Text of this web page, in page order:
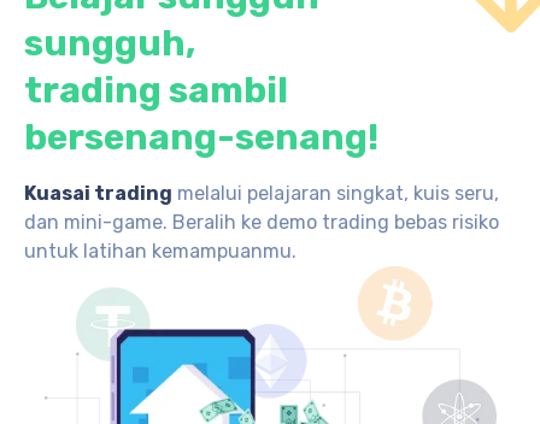
sungguh,
trading sambil
bersenang-senang!
Kuasai trading melalui pelajaran singkat, kuis seru,
dan mini-game. Beralih ke demo trading bebas risiko
untuk latihan kemampuanmu.